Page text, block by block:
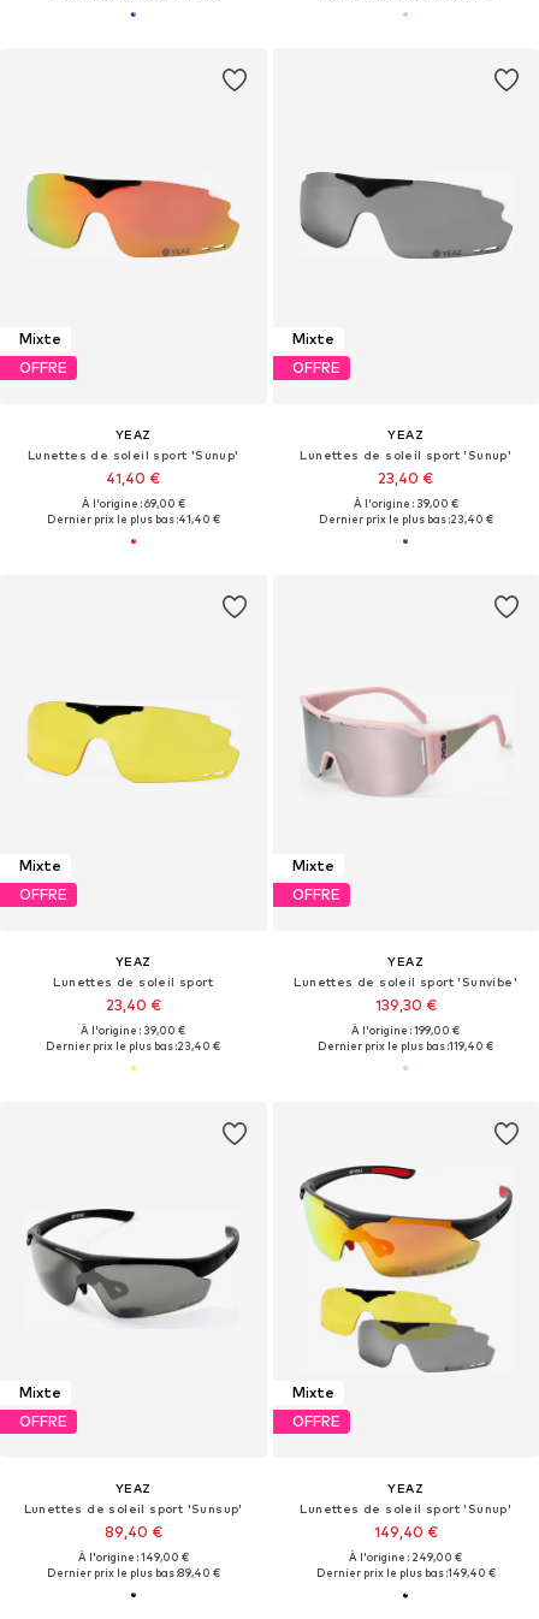
Mixte
OFFRE
YEAZ
Lunettes de soleil sport 'Sunup'
41,40 €
À l'origine : 69,00 €
Dernier prix le plus bas :41,40 €
Mixte
OFFRE
YEAZ
Lunettes de soleil sport 'Sunup'
23,40 €
À l'origine : 39,00 €
Dernier prix le plus bas :23,40 €
Mixte
OFFRE
YEAZ
Lunettes de soleil sport
23,40 €
À l'origine : 39,00 €
Dernier prix le plus bas :23,40 €
Mixte
OFFRE
YEAZ
Lunettes de soleil sport 'Sunvibe'
139,30 €
À l'origine : 199,00 €
Dernier prix le plus bas :119,40 €
Mixte
OFFRE
YEAZ
Lunettes de soleil sport 'Sunsup'
89,40 €
À l'origine : 149,00 €
Dernier prix le plus bas :89,40 €
Mixte
OFFRE
YEAZ
Lunettes de soleil sport 'Sunup'
149,40 €
À l'origine : 249,00 €
Dernier prix le plus bas :149,40 €